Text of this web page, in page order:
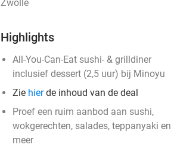
Zwolle
Highlights
All-You-Can-Eat sushi- & grilldiner
inclusief dessert (2,5 uur) bij Minoyu
Zie hierde inhoud van de deal
Proef een ruim aanbod aan sushi,
wokgerechten, salades, teppanyaki en
meer